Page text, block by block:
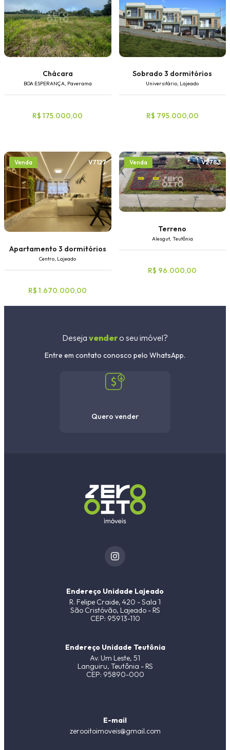
Chácara
BOA ESPERANÇA, Paverama
R$ 175.000,00
Sobrado 3 dormitórios
Universitário, Lajeado
R$ 795.000,00
Venda V7127
Apartamento 3 dormitórios
Centro, Lajeado
R$ 1.670.000,00
Venda V2783
Terreno
Alesgut, Teutônia
R$ 96.000,00
Deseja vendero seu imóvel?
Entre em contato conosco pelo WhatsApp.
Quero vender
Endereço Unidade Lajeado
R. Felipe Craide, 420 - Sala 1
São Cristóvão, Lajeado - RS
CEP: 95913-110
Endereço Unidade Teutônia
Av. Um Leste, 51
Languiru, Teutônia - RS
CEP: 95890-000
E-mail
zerooitoimoveis@gmail.com